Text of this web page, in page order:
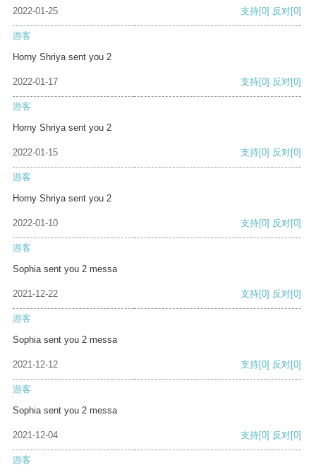
2022-01-25 支持[0] 反对[0]
游客
Horny Shriya sent you 2
2022-01-17 支持[0] 反对[0]
游客
Horny Shriya sent you 2
2022-01-15 支持[0] 反对[0]
游客
Horny Shriya sent you 2
2022-01-10 支持[0] 反对[0]
游客
Sophia sent you 2 messa
2021-12-22 支持[0] 反对[0]
游客
Sophia sent you 2 messa
2021-12-12 支持[0] 反对[0]
游客
Sophia sent you 2 messa
2021-12-04 支持[0] 反对[0]
游客